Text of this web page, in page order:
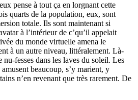
pense à tout ça en lorgnant cette
quarts de la population, eux, sont
totale. Ils sont maintenant si
à l’intérieur de c’qu’il appelait
du monde virtuelle amena le
à un autre niveau, littéralement. Là-
nu-fesses dans les laves du soleil. Les
beaucoup, s’y marient, y
n’en revenant que très rarement. De